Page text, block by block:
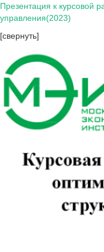
Презентация к курсовой
управления(2023)
[свернуть]